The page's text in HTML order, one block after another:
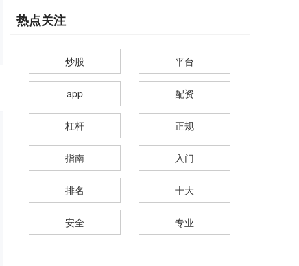
热点关注
炒股 平台
app 配资
杠杆 正规
指南 入门
排名 十大
安全 专业